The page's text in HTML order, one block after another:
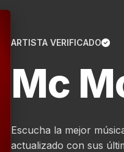
ARTISTA VERIFICADO
Mc
Escucha la mejor
actualizado con sus